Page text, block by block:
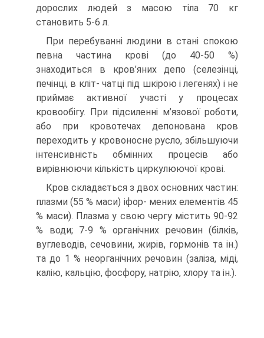
дорослих людей з масою тіла 70 кг
становить 5-6 л.
При перебуванні людини в стані спокою
певна частина крові (до 40-50 %)
знаходиться в кров’яних депо (селезінці,
печінці, в кліт- чатці під шкірою і легенях) і не
приймає активної участі у процесах
кровообігу. При підсиленні м’язової роботи,
або при кровотечах депонована кров
переходить у кровоносне русло, збільшуючи
інтенсивність обмінних процесів або
вирівнюючи кількість циркулюючої крові.
Кров складається з двох основних частин:
плазми (55 % маси) іфор- мених елементів 45
% маси). Плазма у свою чергу містить 90-92
% води; 7-9 % органічних речовин (білків,
вуглеводів, сечовини, жирів, гормонів та ін.)
та до 1 % неорганічних речовин (заліза, міді,
калію, кальцію, фосфору, натрію, хлору та ін.).